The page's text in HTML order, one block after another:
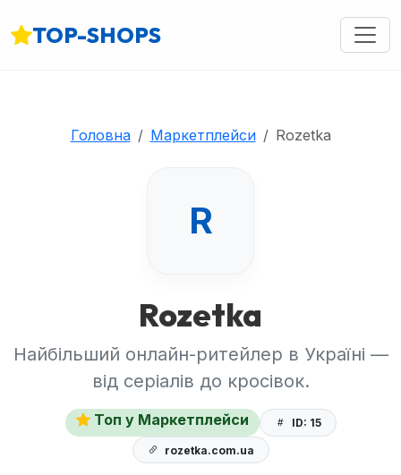
TOP-SHOPS
Головна Маркетплейси Rozetka
R
Rozetka
Найбільший онлайн-ритейлер в Україні —
від серіалів до кросівок.
Топ у Маркетплейси ID: 15
rozetka.com.ua